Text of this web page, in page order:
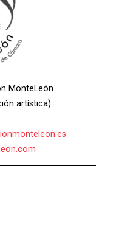
MonteLeón
artística)